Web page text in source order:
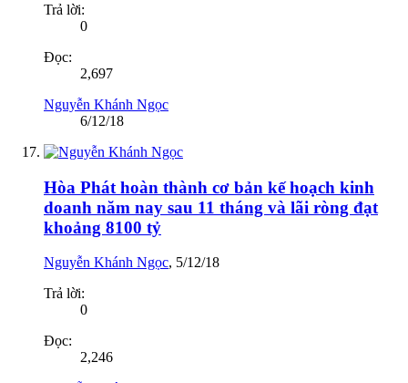
Trả lời:
0
Đọc:
2,697
Nguyễn Khánh Ngọc
6/12/18
Hòa Phát hoàn thành cơ bản kế hoạch kinh
doanh năm nay sau 11 tháng và lãi ròng đạt
khoảng 8100 tỷ
Nguyễn Khánh Ngọc, 5/12/18
Trả lời:
0
Đọc:
2,246